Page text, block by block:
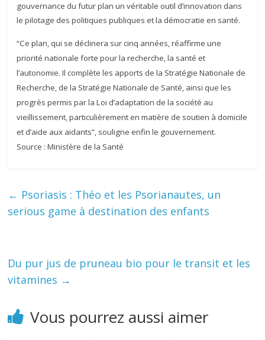
gouvernance du futur plan un véritable outil d’innovation dans
le pilotage des politiques publiques et la démocratie en santé.
“Ce plan, qui se déclinera sur cinq années, réaffirme une
priorité nationale forte pour la recherche, la santé et
l’autonomie. Il complète les apports de la Stratégie Nationale de
Recherche, de la Stratégie Nationale de Santé, ainsi que les
progrès permis par la Loi d’adaptation de la société au
vieillissement, particulièrement en matière de soutien à domicile
et d’aide aux aidants”, souligne enfin le gouvernement.
Source : Ministère de la Santé
← Psoriasis : Théo et les Psorianautes, un
serious game à destination des enfants
Du pur jus de pruneau bio pour le transit et les
vitamines →
Vous pourrez aussi aimer